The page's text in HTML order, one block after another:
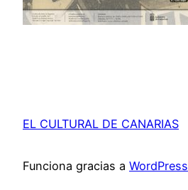
EL CULTURAL DE CANARIAS
Funciona gracias a WordPress